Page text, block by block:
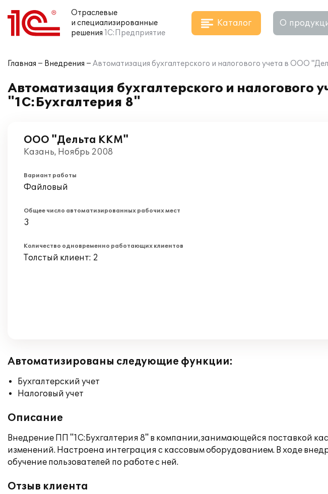
Отраслевые
и специализированные
решения 1С:Предприятие
Каталог О
Главная Внедрения Автоматизация бухгалтерского и налогового учета в ООО
Автоматизация бухгалтерского и
"1С:Бухгалтерия 8"
ООО "Дельта ККМ"
Казань, Ноябрь 2008
Вариант работы
Файловый
Общее число автоматизированных рабочих мест
3
Количество одновременно работающих клиентов
Толстый клиент: 2
Автоматизированы следующие функции:
Бухгалтерский учет
Налоговый учет
Описание
Внедрение ПП "1С:Бухгалтерия 8" в компании,занимающейся поставкой
изменений. Настроена интеграция с кассовым оборудованием. В ходе
обучение пользователей по работе с ней.
Отзыв клиента